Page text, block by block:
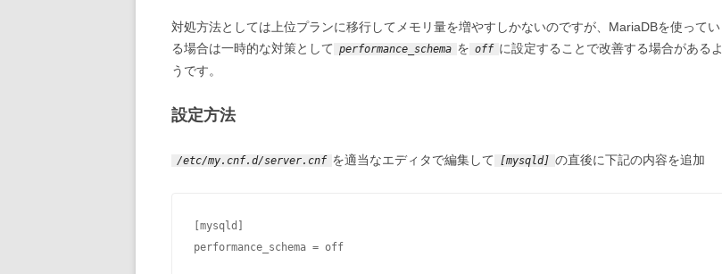
対処方法としては上位プランに移行してメモリ量を増やすしかないのですが、MariaDBを使ってい
る場合は一時的な対策として performance_schema を off に設定することで改善する場合があるよ
うです。
設定方法
/etc/my.cnf.d/server.cnf を適当なエディタで編集して [mysqld] の直後に下記の内容を追加
[mysqld]
performance_schema = off